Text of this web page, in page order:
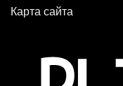
Карта сайта